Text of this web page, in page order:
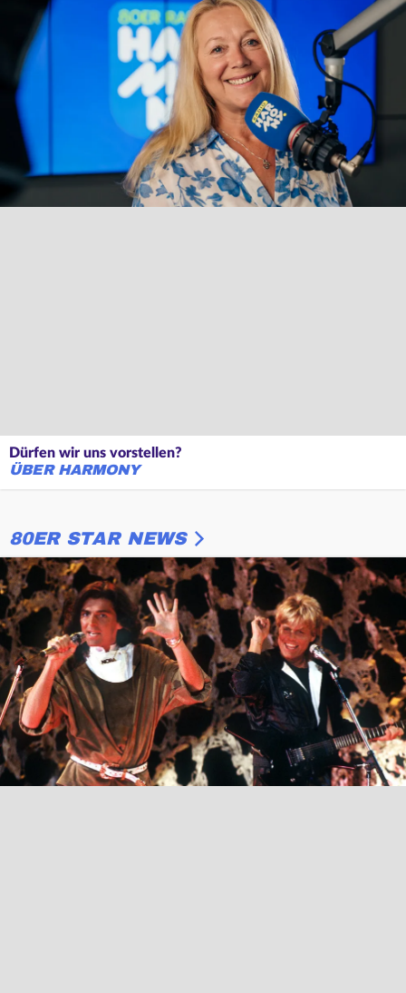
Dürfen wir uns vorstellen?
ÜBER HARMONY
80ER STAR NEWS